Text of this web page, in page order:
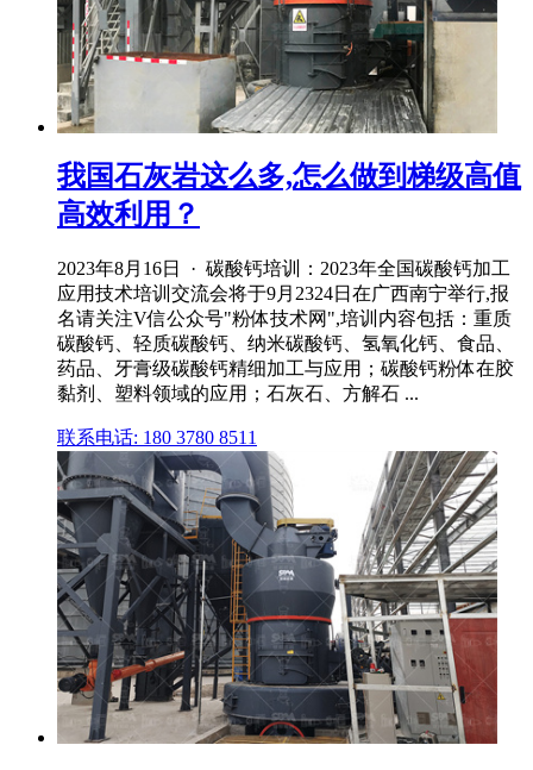
我国石灰岩这么多,怎么做到梯级高值
高效利用？
2023年8月16日 · 碳酸钙培训：2023年全国碳酸钙加工
应用技术培训交流会将于9月2324日在广西南宁举行,报
名请关注V信公众号"粉体技术网",培训内容包括：重质
碳酸钙、轻质碳酸钙、纳米碳酸钙、氢氧化钙、食品、
药品、牙膏级碳酸钙精细加工与应用；碳酸钙粉体在胶
黏剂、塑料领域的应用；石灰石、方解石 ...
联系电话: 180 3780 8511